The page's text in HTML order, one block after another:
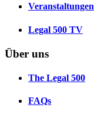
Veranstaltungen
Legal 500 TV
Über uns
The Legal 500
FAQs